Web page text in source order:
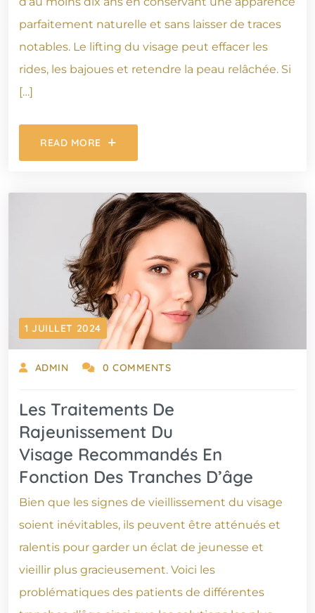
parfaitement naturelle et sans laisser de traces
notables. Le lifting du visage peut effacer les
rides, les bajoues et retendre la peau relâchée. Si
[…]
READ MORE
1 JUILLET 2024
ADMIN 0 COMMENTS
Les Traitements De
Rajeunissement Du
Visage Recommandés En
Fonction Des Tranches D’âge
Bien que les signes de vieillissement du visage
soient inévitables, ils peuvent être atténués et
ralentis pour garder un éclat de jeunesse et
vieillir plus gracieusement. Voici les
problématiques des patients de différentes